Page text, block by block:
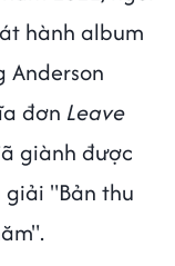
hành album
Anderson
đơn Leave
giành được
giải "Bản thu